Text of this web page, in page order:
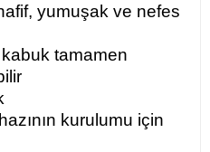
yumuşak ve nefes
tamamen
kurulumu için